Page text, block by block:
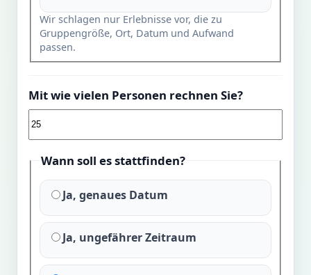
Wir schlagen nur Erlebnisse vor, die zu
Gruppengröße, Ort, Datum und Aufwand
passen.
Mit wie vielen Personen rechnen Sie?
Wann soll es stattfinden?
Ja, genaues Datum
Ja, ungefährer Zeitraum